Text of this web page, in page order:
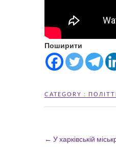
Поширити
CATEGORY :
← У харківській